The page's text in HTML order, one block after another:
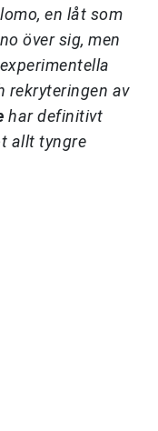
en låt som
över sig, men
rekryteringen av
har definitivt
allt tyngre